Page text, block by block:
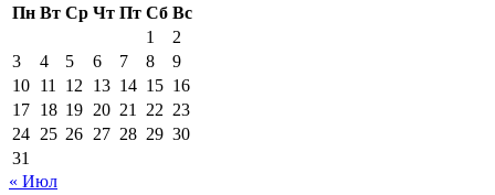
Пн Вт Ср Чт Пт Сб Вс
1
2
3
4 5 6 7 8
9
10 11 12 13 14 15 16
17 18 19 20 21 22 23
24 25 26 27 28 29 30
31
« Июл